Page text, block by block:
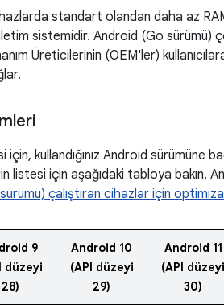
standart olandan daha az
sistemidir. Android (Go sürümü)
Üreticilerinin (OEM'ler)
kullandığınız Android sürümüne
listesi için aşağıdaki tabloya bakın.
çalıştıran cihazlar için
9
düzeyi
28)
Android 10
(API düzeyi
29)
Android 11
(API düzeyi
30)